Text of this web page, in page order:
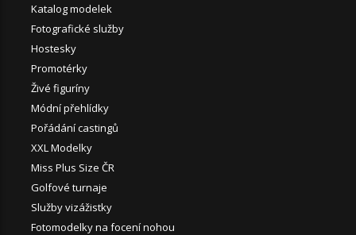
Katalog modelek
Fotografické služby
Hostesky
Promotérky
Živé figuríny
Módní přehlídky
Pořádání castingů
XXL Modelky
Miss Plus Size ČR
Golfové turnaje
Služby vizážistky
Fotomodelky na focení nohou